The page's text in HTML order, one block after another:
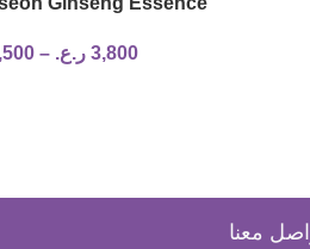
3,800 ر.ع. –
معنا